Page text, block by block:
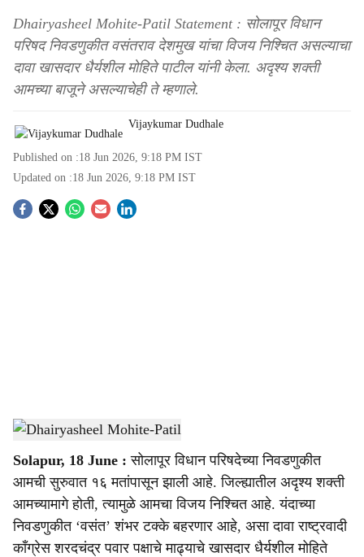
Dhairyasheel Mohite-Patil Statement : सोलापूर विधान
परिषद निवडणुकीत वसंतराव देशमुख यांचा विजय निश्चित असल्याचा
दावा खासदार धैर्यशील मोहिते पाटील यांनी केला. अदृश्य शक्ती
आमच्या बाजूने असल्याचेही ते म्हणाले.
Vijaykumar Dudhale
Published on :18 Jun 2026, 9:18 PM IST
Updated on :18 Jun 2026, 9:18 PM IST
S
a
r
e
Dhairyasheel Mohite-Patil-Sarkarnama
Solapur, 18 June : सोलापूर विधान परिषदेच्या निवडणुकीत
आमची सुरुवात १६ मतांपासून झाली आहे. जिल्ह्यातील अदृश्य शक्ती
आमच्यामागे होती, त्यामुळे आमचा विजय निश्चित आहे. यंदाच्या
निवडणुकीत ‘वसंत’ शंभर टक्के बहरणार आहे, असा दावा राष्ट्रवादी
काँग्रेस शरदचंद्र पवार पक्षाचे माढ्याचे खासदार धैर्यशील मोहिते